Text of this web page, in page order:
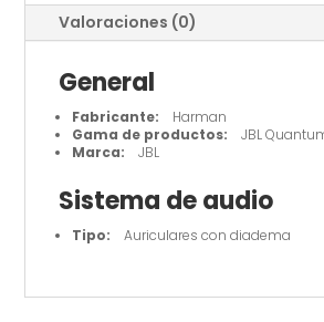
Valoraciones (0)
General
Fabricante: Harman
Gama de productos: JBL
Marca: JBL
Sistema de audio
Tipo: Auriculares con diadema